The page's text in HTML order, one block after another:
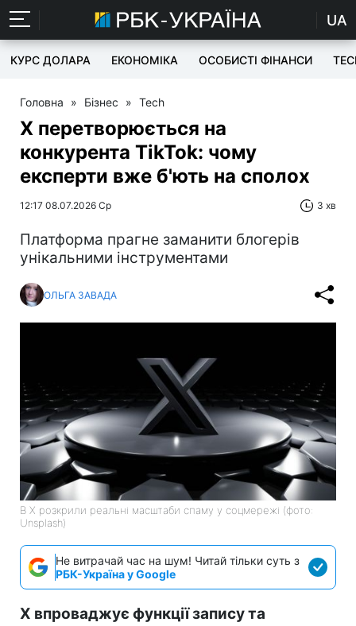
UA
КУРС ДОЛАРА ЕКОНОМІКА ОСОБИСТІ ФІНАНСИ
Головна » Бізнес » Tech
X перетворюється на
конкурента TikTok: чому
експерти вже б'ють на сполох
12:17 08.07.2026 Ср 3 хв
Платформа прагне заманити блогерів
унікальними інструментами
ОЛЬГА ЗАВАДА
В X розкрили реальні масштаби спаму у соцмережі (фото:
Unsplash)
Не витрачай час на шум! Читай тільки суть з
РБК-Україна у Google
X впроваджує функції запису та